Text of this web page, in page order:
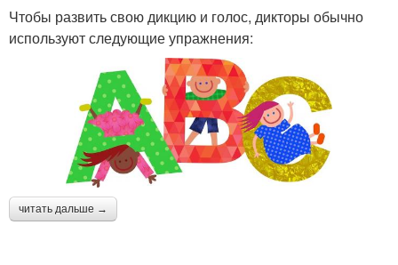
Чтобы развить свою дикцию и голос, дикторы обычно
используют следующие упражнения:
читать дальше →